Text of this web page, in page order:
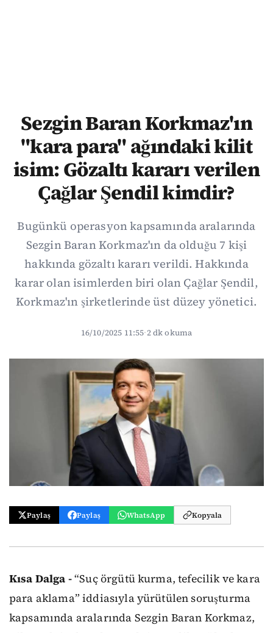
Sezgin Baran Korkmaz'ın
"kara para" ağındaki kilit
isim: Gözaltı kararı verilen
Çağlar Şendil kimdir?
Bugünkü operasyon kapsamında aralarında
Sezgin Baran Korkmaz'ın da olduğu 7 kişi
hakkında gözaltı kararı verildi. Hakkında
karar olan isimlerden biri olan Çağlar Şendil,
Korkmaz'ın şirketlerinde üst düzey yönetici.
16/10/2025 11:55·2 dk okuma
Paylaş Paylaş WhatsApp Kopyala
Kısa Dalga -“Suç örgütü kurma, tefecilik ve kara
para aklama” iddiasıyla yürütülen soruşturma
kapsamında aralarında Sezgin Baran Korkmaz,